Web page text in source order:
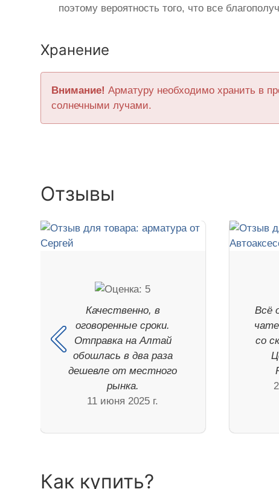
поэтому вероятность того, что все
Хранение
Внимание! Арматуру необходимо хранить в
солнечными лучами.
Отзывы
Качественно, в
оговоренные сроки.
Отправка на Алтай
обошлась в два раза
дешевле от местного
рынка.
11 июня 2025 г.
Всё
со
Как купить?